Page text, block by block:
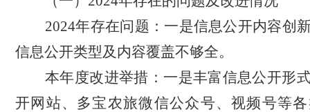
2024年存在问题：一是信息公开内容创
信息公开类型及内容覆盖不够全。
本年度改进举措：一是丰富信息公开形
开网站、多宝农旅微信公众号、视频号等